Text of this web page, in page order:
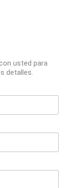
usted para
detalles.